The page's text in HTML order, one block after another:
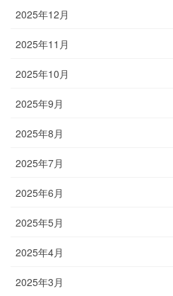
2025年12月
2025年11月
2025年10月
2025年9月
2025年8月
2025年7月
2025年6月
2025年5月
2025年4月
2025年3月